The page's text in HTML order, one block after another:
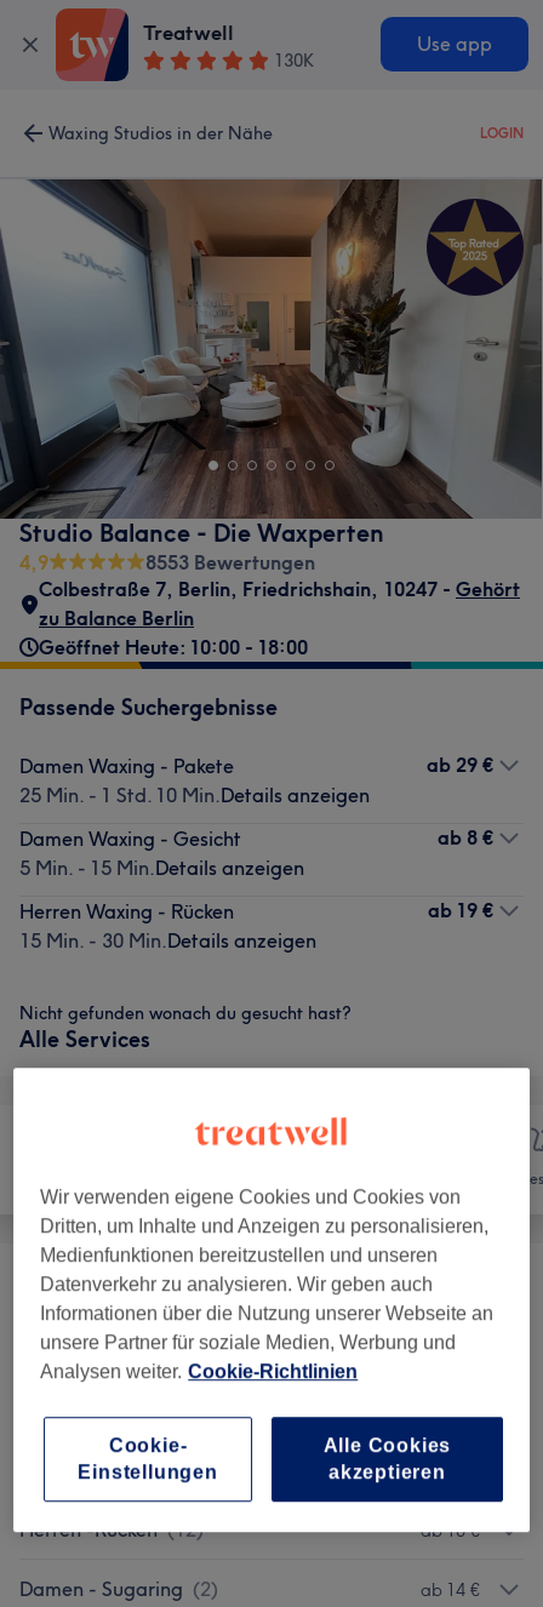
Treatwell
130K
Use app
Waxing Studios in der Nähe LOGIN
Studio Balance - Die Waxperten
4,9
8553 Bewertungen
Colbestraße 7, Berlin, Friedrichshain, 10247 - Gehört
zu Balance Berlin
Geöffnet Heute: 10:00 - 18:00
Passende Suchergebnisse
Damen Waxing - Pakete
25 Min. - 1 Std. 10 Min.Details anzeigen
ab 29 €
Damen Waxing - Gesicht
5 Min. - 15 Min.Details anzeigen
ab 8 €
Herren Waxing - Rücken
15 Min. - 30 Min.Details anzeigen
ab 19 €
Nicht gefunden wonach du gesucht hast?
Alle Services
SugarWaxing ( 3) ab 14 €
Herren SugarWax-Rücken ( 2) ab 40 €
Intim Waxing (2)
Damen - Waxing (13) ab 5 €
Herren -Rücken (12) ab 10 €
Damen - Sugaring (2) ab 14 €
Wir verwenden eigene Cookies und Cookies von
Dritten, um Inhalte und Anzeigen zu personalisieren,
Medienfunktionen bereitzustellen und unseren
Datenverkehr zu analysieren. Wir geben auch
Informationen über die Nutzung unserer Webseite an
unsere Partner für soziale Medien, Werbung und
Analysen weiter. Cookie-Richtlinien
Cookie-
Einstellungen
Alle Cookies
akzeptieren